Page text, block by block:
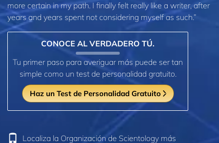
more certain in my path. I finally felt really like a writer, after
years and years spent not considering myself as such.”
CONOCE AL VERDADERO TÚ.
Tu primer paso para averiguar más puede ser tan
simple como un test de personalidad gratuito.
Haz un Test de Personalidad Gratuito
Localiza la Organización de Scientology más